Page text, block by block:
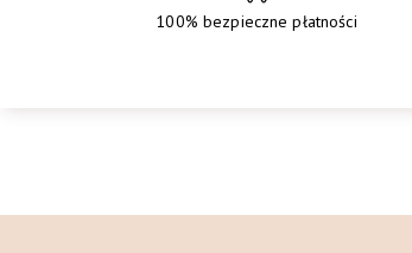
100% bezpieczne płatności